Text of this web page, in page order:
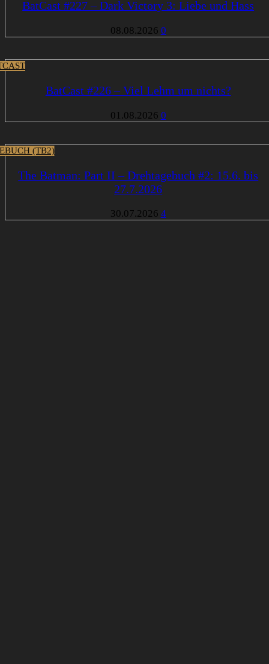
BatCast #227 – Dark Victory 3: Liebe und Hass
08.08.2026 0
BatCast #226 – Viel Lehm um nichts?
01.08.2026 0
(TB2)
The Batman: Part II – Drehtagebuch #2: 15.6. bis
27.7.2026
30.07.2026 4